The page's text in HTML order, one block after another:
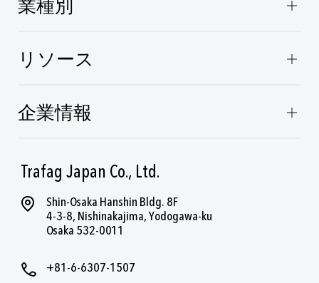
Trafag Japan Co., Ltd.
Shin-Osaka Hanshin Bldg. 8F
4-3-8, Nishinakajima, Yodogawa-ku
Osaka 532-0011
+81-6-6307-1507
業種別
リソース
企業情報